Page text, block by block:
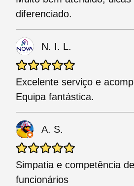
diferenciado.
N. I. L.
Excelente serviço e
Equipa fantástica.
A. S.
Simpatia e competência
funcionários